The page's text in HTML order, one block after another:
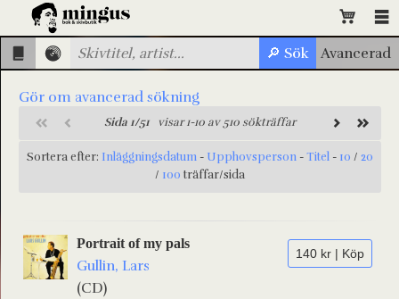
Gör om avancerad sökning
Sida 1/51 visar 1-10 av 510 sökträffar
Sortera efter: Inläggningsdatum - Upphovsperson -Titel - 10 / 20
/ 100 träffar/sida
140 kr | Köp
Portrait of my pals
Gullin, Lars
(CD)